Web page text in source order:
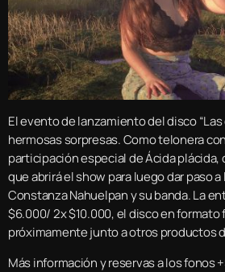
El evento de lanzamiento del disco
hermosas sorpresas. Como telonera
participación especial de Ácida plácida,
que abrirá el show para luego dar paso
Constanza Nahuelpan y su banda. La
$6.000/ 2x $10.000, el disco en formato
próximamente junto a otros productos
Más información y reservas a los fonos